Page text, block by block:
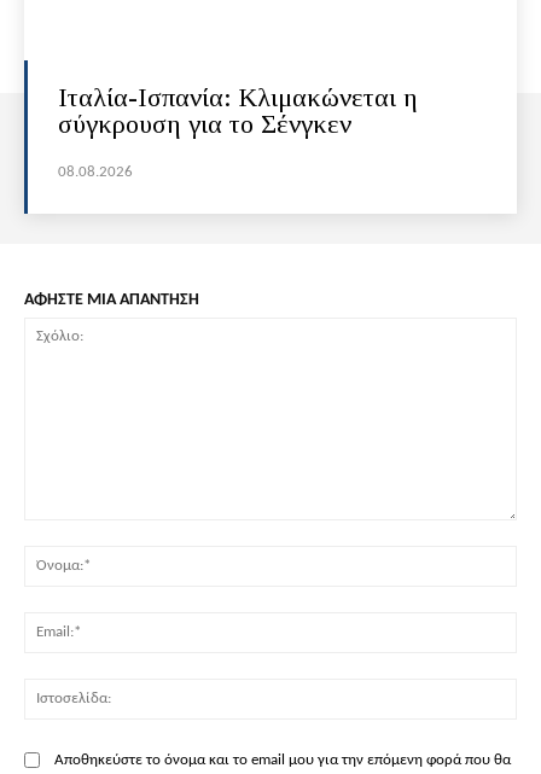
Ιταλία-Ισπανία: Κλιμακώνεται η
σύγκρουση για το Σένγκεν
08.08.2026
ΑΦΗΣΤΕ ΜΙΑ ΑΠΑΝΤΗΣΗ
Αποθηκεύστε το όνομα και το email μου για την επόμενη φορά που θα